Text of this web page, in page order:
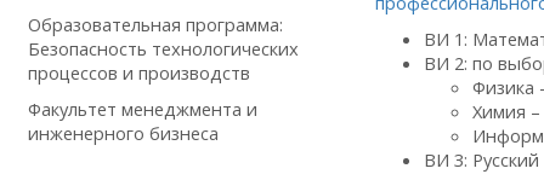
Образовательная программа:
Безопасность технологических
процессов и производств
Факультет менеджмента и
инженерного бизнеса
ВИ 1:
ВИ 2: по
Физика
Химия –
ВИ 3: